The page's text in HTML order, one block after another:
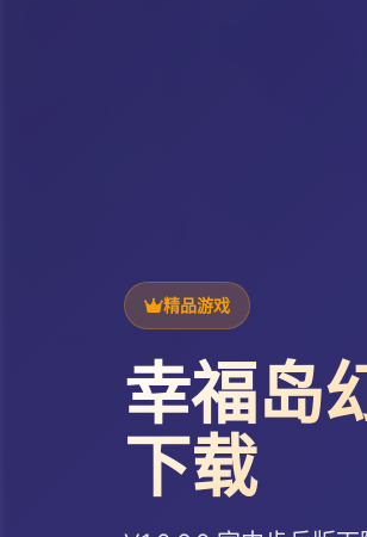
精品游戏
幸福岛
下载